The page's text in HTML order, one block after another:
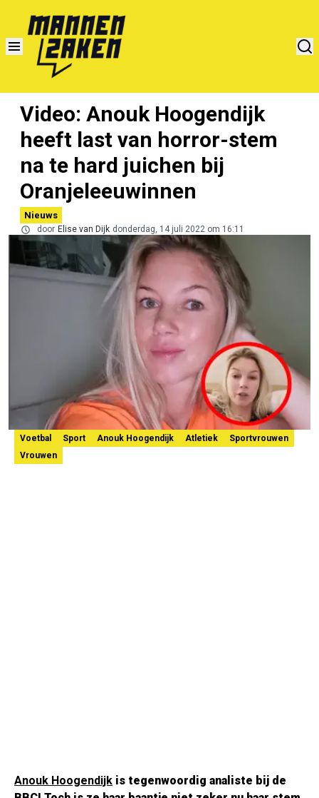
Video: Anouk Hoogendijk
heeft last van horror-stem
na te hard juichen bij
Oranjeleeuwinnen
Nieuws
door Elise van Dijk donderdag, 14 juli 2022 om 16:11
Voetbal Sport Anouk Hoogendijk Atletiek
Sportvrouwen
Vrouwen
Anouk Hoogendijk is tegenwoordig analiste bij de